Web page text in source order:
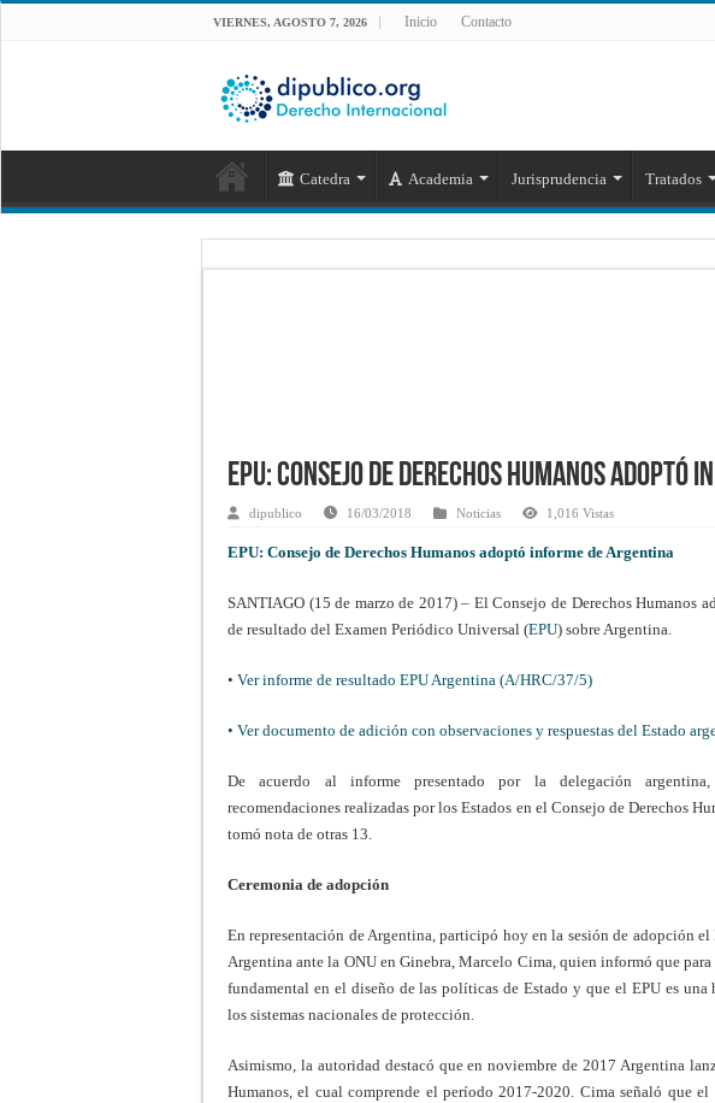
VIERNES, AGOSTO 7, 2026 Inicio Contacto
Catedra Academia Jurisprudencia Tratados
EPU: Consejo de Derechos Humanos adoptó
dipublico 16/03/2018 Noticias 1,016 Vistas
EPU: Consejo de Derechos Humanos adoptó informe de Argentina
SANTIAGO (15 de marzo de 2017) – El Consejo de Derechos Humanos
de resultado del Examen Periódico Universal (EPU) sobre Argentina.
• Ver informe de resultado EPU Argentina (A/HRC/37/5)
• Ver documento de adición con observaciones y respuestas del Estado
De acuerdo al informe presentado por la delegación
recomendaciones realizadas por los Estados en el Consejo de Derechos
tomó nota de otras 13.
Ceremonia de adopción
En representación de Argentina, participó hoy en la sesión de adopción
Argentina ante la ONU en Ginebra, Marcelo Cima, quien informó que para
fundamental en el diseño de las políticas de Estado y que el EPU es
los sistemas nacionales de protección.
Asimismo, la autoridad destacó que en noviembre de 2017 Argentina
Humanos, el cual comprende el período 2017-2020. Cima señaló que